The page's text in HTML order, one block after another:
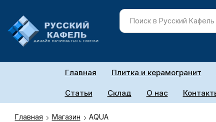
Главная Плитка и керамогранит
Статьи Склад О нас
Главная Магазин AQUA